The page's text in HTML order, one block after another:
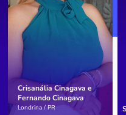
Crisanália Cinagava e
Fernando Cinagava
Londrina / PR